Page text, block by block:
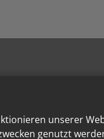
unserer
genutzt